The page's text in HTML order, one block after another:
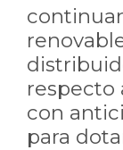
respecto
con
para